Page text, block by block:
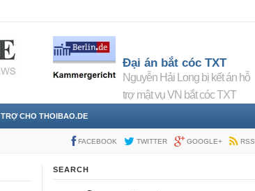
Đại án bắt cóc TXT
Nguyễn Hải Long bị kết án hỗ
trợ mật vụ VN bắt cóc TXT
CHO THOIBAO.DE
FACEBOOK TWITTER GOOGLE+ RSS
SEARCH